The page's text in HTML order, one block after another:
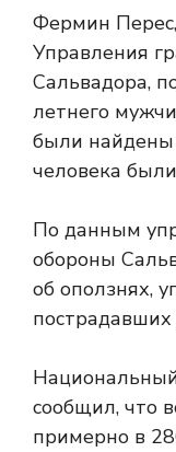
Фермин
Управления
Сальвадора,
летнего
были
человека
По данным
обороны
об оползнях,
пострадавших
сообщил, что
примерно в